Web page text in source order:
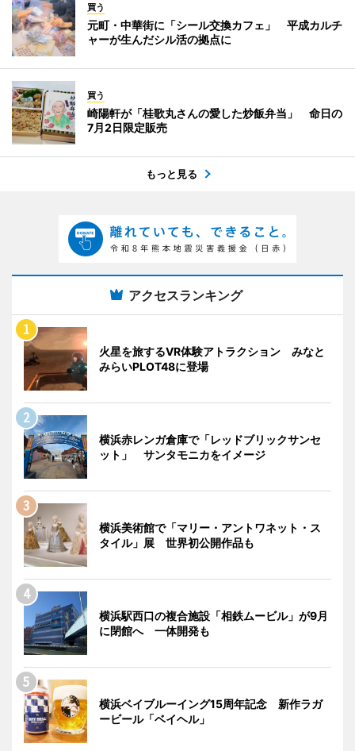
買う
元町・中華街に「シール交換カフェ」 平成カルチ
ャーが生んだシル活の拠点に
買う
崎陽軒が「桂歌丸さんの愛した炒飯弁当」 命日の
7月2日限定販売
もっと見る
アクセスランキング
火星を旅するVR体験アトラクション みなと
みらいPLOT48に登場
横浜赤レンガ倉庫で「レッドブリックサンセ
ット」 サンタモニカをイメージ
横浜美術館で「マリー・アントワネット・ス
タイル」展 世界初公開作品も
横浜駅西口の複合施設「相鉄ムービル」が9月
に閉館へ 一体開発も
横浜ベイブルーイング15周年記念 新作ラガ
ービール「ベイヘル」